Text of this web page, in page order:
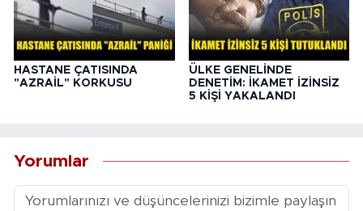
HASTANE ÇATISINDA
"AZRAİL" KORKUSU
ÜLKE GENELİNDE
DENETİM: İKAMET İZİNSİZ
5 KİŞİ YAKALANDI
Yorumlar